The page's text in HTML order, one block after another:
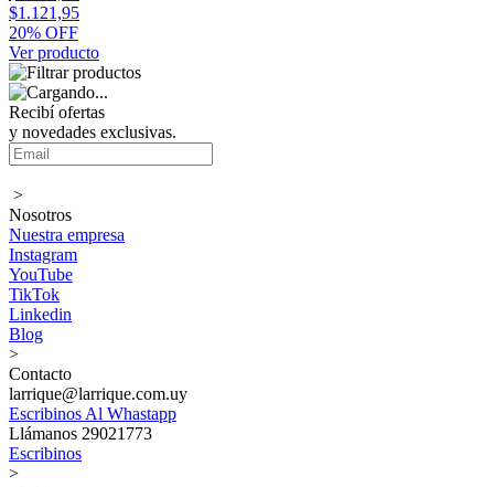
$1.121,95
20% OFF
Ver producto
Recibí ofertas
y novedades exclusivas.
>
Nosotros
Nuestra empresa
Instagram
YouTube
TikTok
Linkedin
Blog
>
Contacto
larrique@larrique.com.uy
Escribinos Al Whastapp
Llámanos 29021773
Escribinos
>